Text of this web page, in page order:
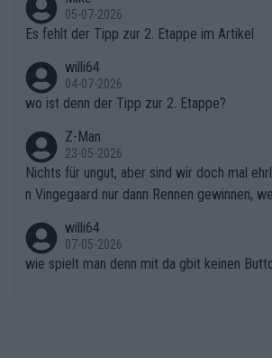
en.Teurer Sekundenpoker: Die Quittung sind
Rückstand im Gesamtklassement – ein
gibt. Diese Etappe wird sicher als der
unkt dieser Tour in die Geschichte eingehen.
einem harten Aufstieg einmal den Moment
onkurrentin die "zweite Luft" schenkt, ist
g kaum noch zu reparieren.Vor uns liegt nun
ichtung Nizza. Niewiadoma hat
er SD Worx und Vollering müssen jetzt All-
n)
r die gehört nicht in dieses Medium!
05-07-2026
Es fehlt der Tipp zur 2. Etappe im Artikel
willi64
04-07-2026
wo ist denn der Tipp zur 2. Etappe?
Z-Man
23-05-2026
Nichts für ungut, aber sind wir doch mal
n Vingegaard nur dann Rennen gewinnen,
willi64
07-05-2026
wie spielt man denn mit da gbit keinen